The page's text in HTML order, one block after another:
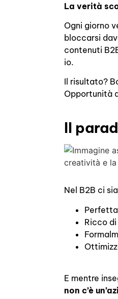
La verità
Ogni giorno
bloccarsi
contenuti
io.
Il risultato?
Opportunità
Il
Nel B2B ci
Ricco
E mentre
non c’è